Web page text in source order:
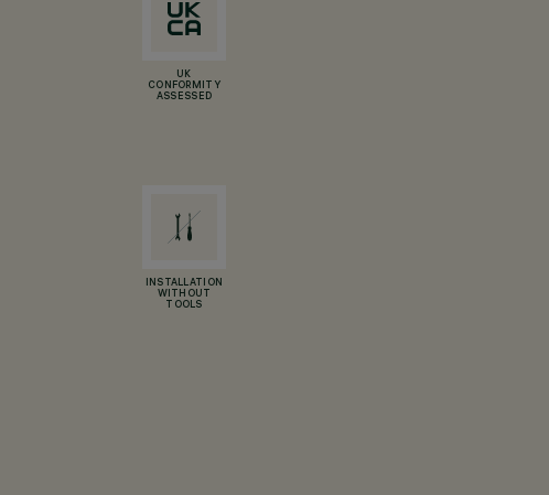
UK
CONFORMITY
ASSESSED
INSTALLATION
WITHOUT
TOOLS